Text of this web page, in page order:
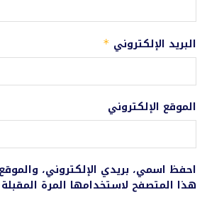
البريد الإلكتروني *
الموقع الإلكتروني
احفظ اسمي، بريدي الإلكتروني،
هذا المتصفح لاستخدامها المرة